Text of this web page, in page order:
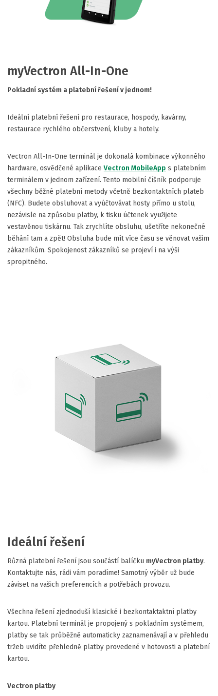
myVectron All-In-One
Pokladní systém a platební řešení v jednom!
Ideální platební řešení pro restaurace, hospody, kavárny,
restaurace rychlého občerstvení, kluby a hotely.
Vectron All-In-One terminál je dokonalá kombinace výkonného
hardware, osvědčené aplikace Vectron MobileApp s platebním
terminálem v jednom zařízení. Tento mobilní číšník podporuje
všechny běžné platební metody včetně bezkontaktních plateb
(NFC). Budete obsluhovat a vyúčtovávat hosty přímo u stolu,
nezávisle na způsobu platby, k tisku účtenek využijete
vestavěnou tiskárnu. Tak zrychlíte obsluhu, ušetříte nekonečné
běhání tam a zpět! Obsluha bude mít více času se věnovat vašim
zákazníkům. Spokojenost zákazníků se projeví i na výši
spropitného.
Ideální řešení
Různá platební řešení jsou součástí balíčku myVectron platby.
Kontaktujte nás, rádi vám poradíme! Samotný výběr už bude
záviset na vašich preferencích a potřebách provozu.
Všechna řešení zjednoduší klasické i bezkontaktaktní platby
kartou. Platební terminál je propojený s pokladním systémem,
platby se tak průběžně automaticky zaznamenávají a v přehledu
tržeb uvidíte přehledně platby provedené v hotovosti a platební
kartou.
Vectron platby